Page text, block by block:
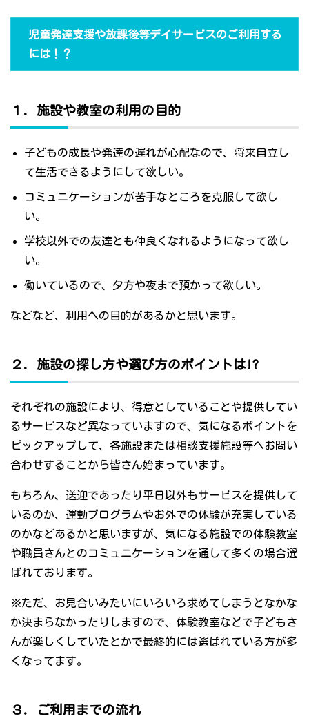
児童発達支援や放課後等デイサービスのご利用する
には！？
１．施設や教室の利用の目的
子どもの成長や発達の遅れが心配なので、将来自立し
て生活できるようにして欲しい。
コミュニケーションが苦手なところを克服して欲し
い。
学校以外での友達とも仲良くなれるようになって欲し
い。
働いているので、夕方や夜まで預かって欲しい。
などなど、利用への目的があるかと思います。
２．施設の探し方や選び方のポイントは!?
それぞれの施設により、得意としていることや提供してい
るサービスなど異なっていますので、気になるポイントを
ピックアップして、各施設または相談支援施設等へお問い
合わせすることから皆さん始まっています。
もちろん、送迎であったり平日以外もサービスを提供して
いるのか、運動プログラムやお外での体験が充実している
のかなどあるかと思いますが、気になる施設での体験教室
や職員さんとのコミュニケーションを通して多くの場合選
ばれております。
※ただ、お見合いみたいにいろいろ求めてしまうとなかな
か決まらなかったりしますので、体験教室などで子どもさ
んが楽しくしていたとかで最終的には選ばれている方が多
くなってます。
３．ご利用までの流れ